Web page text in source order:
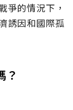
爭的情況下，
誘因和國際孤
？